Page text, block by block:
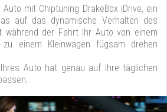
mit Chiptuning DrakeBox iDrive, ein
auf das dynamische Verhalten des
während der Fahrt Ihr Auto von einem
einem Kleinwagen fügsam drehen
Auto hat genau auf Ihre täglichen